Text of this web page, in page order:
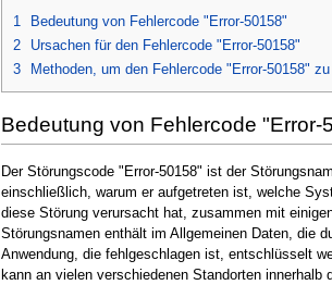
1
Bedeutung von Fehlercode "Error-50158"
2
Ursachen für den Fehlercode "Error-50158"
3
Methoden, um den Fehlercode "Error-50158"
Bedeutung von Fehlercode "Error-
Der Störungscode "Error-50158" ist der
einschließlich, warum er aufgetreten ist, welche
diese Störung verursacht hat, zusammen mit
Störungsnamen enthält im Allgemeinen Daten, die
Anwendung, die fehlgeschlagen ist, entschlüsselt
kann an vielen verschiedenen Standorten